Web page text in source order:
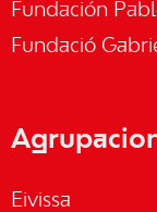
Fundación
Fundació
Eivissa